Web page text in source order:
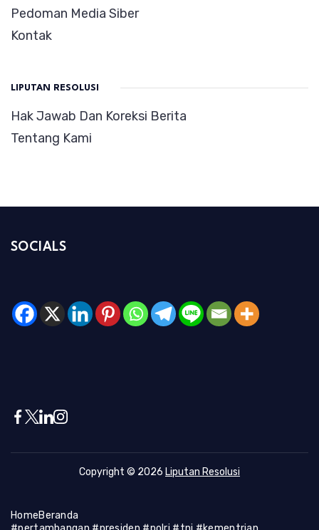
Pedoman Media Siber
Kontak
LIPUTAN RESOLUSI
Hak Jawab Dan Koreksi Berita
Tentang Kami
SOCIALS
Copyright © 2026 Liputan Resolusi
HomeBeranda